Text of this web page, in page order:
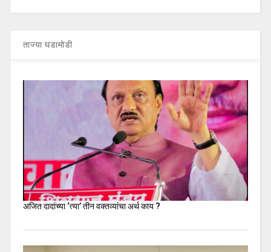
ताज्या घडामोडी
अजित दादांच्या ‘त्या’ तीन वक्तव्यांचा अर्थ काय ?